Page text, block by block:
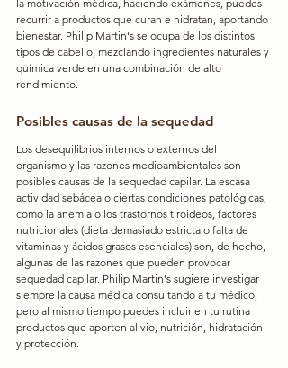
la motivación médica, haciendo exámenes, puedes
recurrir a productos que curan e hidratan, aportando
bienestar. Philip Martin's se ocupa de los distintos
tipos de cabello, mezclando ingredientes naturales y
química verde en una combinación de alto
rendimiento.
Posibles causas de la sequedad
Los desequilibrios internos o externos del
organismo y las razones medioambientales son
posibles causas de la sequedad capilar. La escasa
actividad sebácea o ciertas condiciones patológicas,
como la anemia o los trastornos tiroideos, factores
nutricionales (dieta demasiado estricta o falta de
vitaminas y ácidos grasos esenciales) son, de hecho,
algunas de las razones que pueden provocar
sequedad capilar. Philip Martin's sugiere investigar
siempre la causa médica consultando a tu médico,
pero al mismo tiempo puedes incluir en tu rutina
productos que aporten alivio, nutrición, hidratación
y protección.